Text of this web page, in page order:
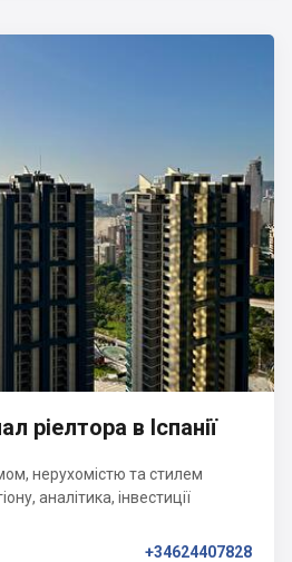
ріелтора в Іспанії
нерухомістю та стилем
аналітика, інвестиції
+34624407828